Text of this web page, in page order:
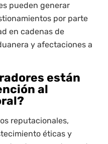
pueden generar
por parte
en cadenas de
y afectaciones a
están
al
reputacionales,
éticas y